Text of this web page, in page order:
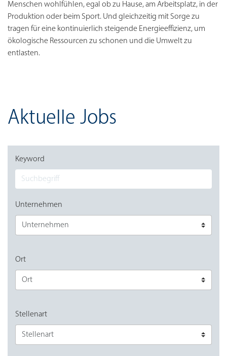
Menschen wohlfühlen, egal ob zu Hause, am Arbeitsplatz, in der
Produktion oder beim Sport. Und gleichzeitig mit Sorge zu
tragen für eine kontinuierlich steigende Energieeffizienz, um
ökologische Ressourcen zu schonen und die Umwelt zu
entlasten.
Aktuelle Jobs
Keyword
Unternehmen
Ort
Stellenart